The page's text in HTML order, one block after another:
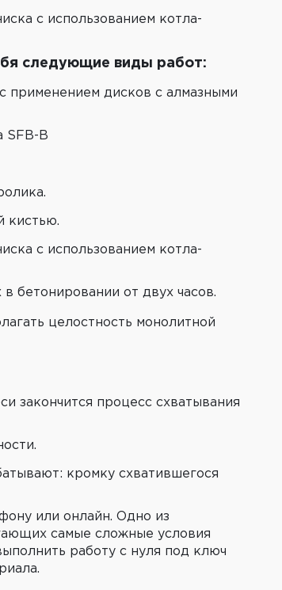
с использованием котла-
следующие виды работ:
применением дисков с алмазными
SFВ-В
кистью.
с использованием котла-
бетонировании от двух часов.
целостность монолитной
закончится процесс схватывания
кромку схватившегося
или онлайн. Одно из
самые сложные условия
работу с нуля под ключ